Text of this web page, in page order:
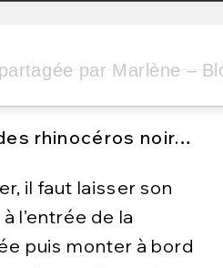
rhinocéros noir…
il faut laisser son
l’entrée de la
puis monter à bord